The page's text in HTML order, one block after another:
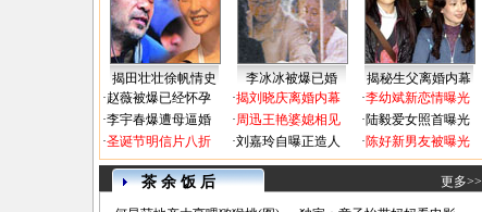
揭田壮壮徐帆情史 李冰冰被爆已婚
揭秘生父离婚内幕
·赵薇被爆已经怀孕
·李宇春爆遭母逼婚
·圣诞节明信片八折
·揭刘晓庆离婚内幕
·周迅王艳婆媳相见
·刘嘉玲自曝正造人
·李幼斌新恋情曝光
·陆毅爱女照首曝光
·陈好新男友被曝光
茶 余 饭 后 更多>>